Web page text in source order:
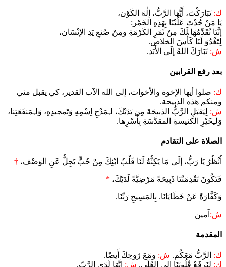
ك: تَبَارَكْتَ، أَيُّهَا الرَّبُّ، إلٰهَ الكَوْن،
يَا مَنْ جُدْتَ عَلَيْنَا بِهَذِهِ الخَمْر:
إنَّنَا نُقَدِّمُهَا لَكَ مِنْ ثَمَرِ الكَرْمَةِ ومِنْ صُنعِ يَدِ الإنْسَان،
لِتَغْدُوَ لَنَا كَأْسَ الخلاص.
ش: تَبَارَكَ اللهُ إلَى الأَبَد.
بعد رفع القرابين
ك: صلوا أيها الإخوة والأخوات، إلى الله الآب القدير، كي يقبل مني
ومنكم هذه الذبيحة.
ش: لِيَقبَلِ الرَّبُّ الذبيحَةَ مِن يَدَيْكَ، لـِمَدْحِ اِسْمِهِ وَتَمجيدِهِ، وَلـِمَنفَعَتِنا،
وَلـِخَيْرِ الكنيسةِ المقدَّسَةِ بِأَسْرِها.
الصلاة على التقادم
اُنْظُرُ يَا رَبُّ، إلَى مَا يَكِنُّهُ لَنَا قَلْبُ ابْنِكَ مِنْ حُبٍّ يَجِلُّ عَنِ الوَصْف، †
فَتَكُونَ تَقْدِمَتُنَا ذَبِيحَةً مَرْضِيَّةً لَدَيْكَ، *
وَكَفَّارَةً عَنْ خَطَايَانَا. بِالمَسِيحِ رَبِّنَا.
ش: آمين
المقدمة
ك: الرَّبُّ مَعَكُم. ش: ومَعَ رُوحِكَ أَيضًا.
ك: لِنَرفَعْ قُلُوبَنَا إلى العُلَى. ش: إنَّهَا لَدَى الرَّبّ.